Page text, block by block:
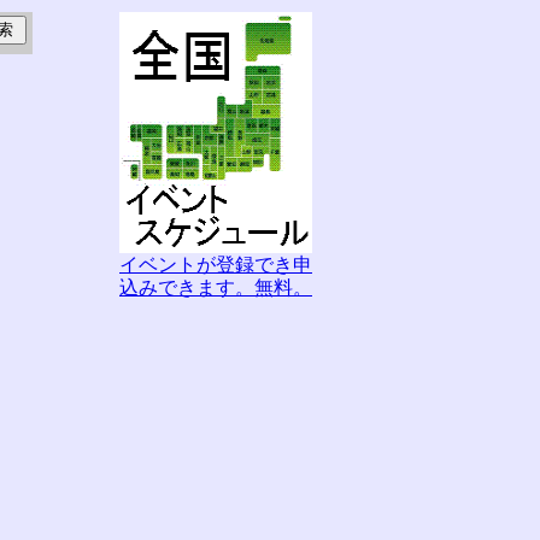
イベントが登録でき申
込みできます。無料。